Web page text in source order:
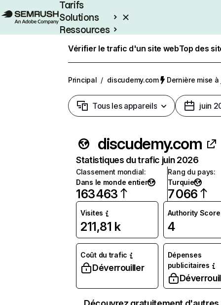
Tarifs
Solutions
Ressources
Vérifier le trafic d'un site webTop des
Principal / discudemy.com Dernière mise
Tous les appareils juin
discudemy.com
Statistiques du trafic juin 2026
Classement mondial:
Dans le monde entier
163 463
Rang du pays:
Turquie
7 066
Visites
211,81 k
Authority Score
4
Coût du trafic
Déverrouiller
Dépenses
publicitaires